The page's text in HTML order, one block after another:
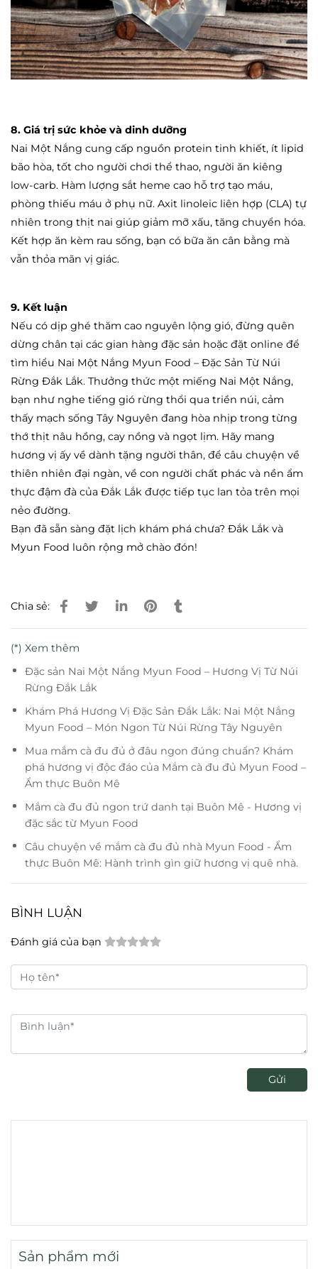
8. Giá trị sức khỏe và dinh dưỡng
Nai Một Nắng cung cấp nguồn protein tinh khiết, ít lipid
bão hòa, tốt cho người chơi thể thao, người ăn kiêng
low-carb. Hàm lượng sắt heme cao hỗ trợ tạo máu,
phòng thiếu máu ở phụ nữ. Axit linoleic liên hợp (CLA) tự
nhiên trong thịt nai giúp giảm mỡ xấu, tăng chuyển hóa.
Kết hợp ăn kèm rau sống, bạn có bữa ăn cân bằng mà
vẫn thỏa mãn vị giác.
9. Kết luận
Nếu có dịp ghé thăm cao nguyên lộng gió, đừng quên
dừng chân tại các gian hàng đặc sản hoặc đặt online để
tìm hiểu Nai Một Nắng Myun Food – Đặc Sản Từ Núi
Rừng Đắk Lắk. Thưởng thức một miếng Nai Một Nắng,
bạn như nghe tiếng gió rừng thổi qua triền núi, cảm
thấy mạch sống Tây Nguyên đang hòa nhịp trong từng
thớ thịt nâu hồng, cay nồng và ngọt lịm. Hãy mang
hương vị ấy về dành tặng người thân, để câu chuyện về
thiên nhiên đại ngàn, về con người chất phác và nền ẩm
thực đậm đà của Đắk Lắk được tiếp tục lan tỏa trên mọi
nẻo đường.
Bạn đã sẵn sàng đặt lịch khám phá chưa? Đắk Lắk và
Myun Food luôn rộng mở chào đón!
Chia sẻ:
(*) Xem thêm
Đặc sản Nai Một Nắng Myun Food – Hương Vị Từ Núi
Rừng Đắk Lắk
Khám Phá Hương Vị Đặc Sản Đắk Lắk: Nai Một Nắng
Myun Food – Món Ngon Từ Núi Rừng Tây Nguyên
Mua mắm cà đu đủ ở đâu ngon đúng chuẩn? Khám
phá hương vị độc đáo của Mắm cà đu đủ Myun Food –
Ẩm thực Buôn Mê
Mắm cà đu đủ ngon trứ danh tại Buôn Mê - Hương vị
đặc sắc từ Myun Food
Câu chuyện về mắm cà đu đủ nhà Myun Food - Ẩm
thực Buôn Mê: Hành trình gìn giữ hương vị quê nhà.
BÌNH LUẬN
Đánh giá của bạn
Gửi
Sản phẩm mới